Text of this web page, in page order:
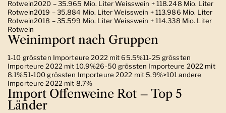
Rotwein2020 – 35.965 Mio. Liter Weisswein + 118.248 Mio. Liter
Rotwein2019 – 35.884 Mio. Liter Weisswein + 113.986 Mio. Liter
Rotwein2018 – 35.599 Mio. Liter Weisswein + 114.338 Mio. Liter
Rotwein
Weinimport nach Gruppen
1-10 grössten Importeure 2022 mit 65.5%11-25 grössten
Importeure 2022 mit 10.9%26-50 grössten Importeure 2022 mit
8.1%51-100 grössten Importeure 2022 mit 5.9%>101 andere
Importeure 2022 mit 8.7%
Import Offenweine Rot – Top 5
Länder